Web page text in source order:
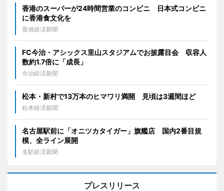
香港のスーパーが24時間営業のコンビニ 日本式コンビニ
に香港食文化を
香港経済新聞
FC今治・アシックス里山スタジアムでお披露目会 収容人
数約1.7倍に「成長」
今治経済新聞
松本・新村で13万本のヒマワリ満開 見頃は3週間ほど
松本経済新聞
名古屋駅前に「オニツカタイガー」旗艦店 国内2番目規
模、全ライン展開
名駅経済新聞
プレスリリース